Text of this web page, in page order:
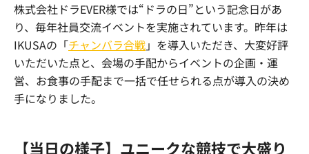
株式会社ドラEVER様では“ ドラの日”という記念日があ
り、 毎年社員交流イベントを実施されています。昨年は
IKUSAの 「チャンバラ合戦」を導入いただき、大変好評
いただいた点と、会場の手配からイベントの企画・運
営、お食事の手配まで一括で任せられる点が導入の決め
手になりました。
【当日の様子】ユニークな競技で大盛り